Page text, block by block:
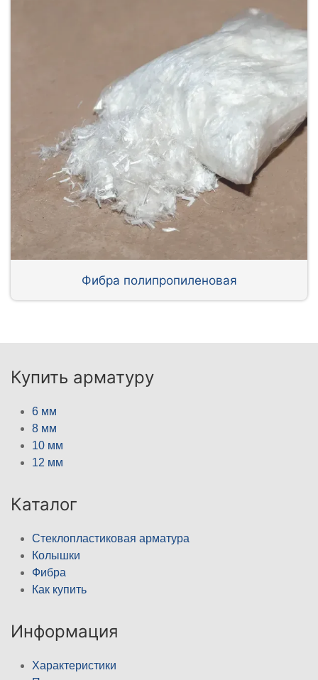
Фибра полипропиленовая
Купить арматуру
6 мм
8 мм
10 мм
12 мм
Каталог
Стеклопластиковая арматура
Колышки
Фибра
Как купить
Информация
Характеристики